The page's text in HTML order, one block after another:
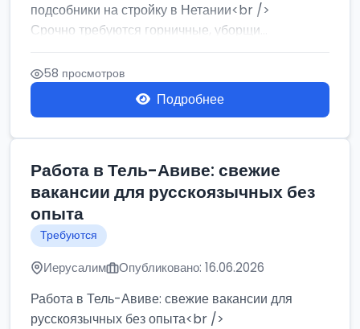
подсобники на стройку в Нетании<br />
Срочно требуются горничные, уборщи...
58 просмотров
Подробнее
Работа в Тель-Авиве: свежие
вакансии для русскоязычных без
опыта
Требуются
Иерусалим Опубликовано: 16.06.2026
Работа в Тель-Авиве: свежие вакансии для
русскоязычных без опыта<br />